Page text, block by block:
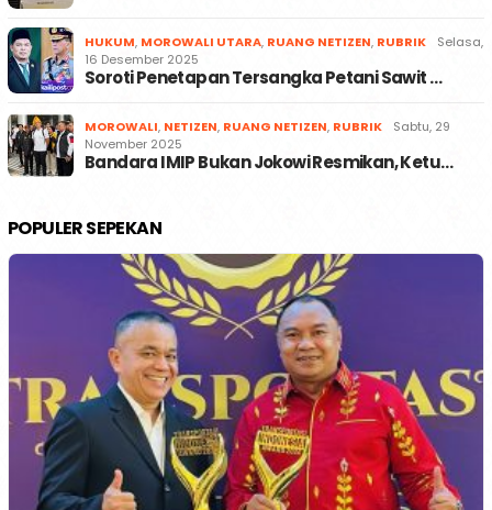
HUKUM, MOROWALI UTARA, RUANG NETIZEN, RUBRIK
Selasa,
16 Desember 2025
Soroti Penetapan Tersangka Petani Sawit …
MOROWALI, NETIZEN, RUANG NETIZEN, RUBRIK
Sabtu, 29
November 2025
Bandara IMIP Bukan Jokowi Resmikan, Ketu…
POPULER SEPEKAN